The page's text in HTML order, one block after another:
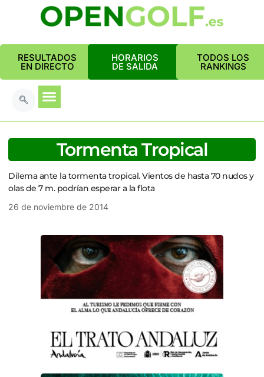
RESULTADOS
EN DIRECTO
HORARIOS
DE SALIDA
TODOS LOS
RANKINGS
Tormenta Tropical
Dilema ante la tormenta tropical. Vientos de hasta 70 nudos y
olas de 7 m. podrían esperar a la flota
26 de noviembre de 2014